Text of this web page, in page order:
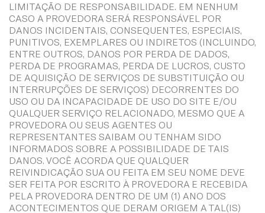
LIMITAÇÃO DE RESPONSABILIDADE. EM NENHUM
CASO A PROVEDORA SERÁ RESPONSÁVEL POR
DANOS INCIDENTAIS, CONSEQUENTES, ESPECIAIS,
PUNITIVOS, EXEMPLARES OU INDIRETOS (INCLUINDO,
ENTRE OUTROS, DANOS POR PERDA DE DADOS,
PERDA DE PROGRAMAS, PERDA DE LUCROS, CUSTO
DE AQUISIÇÃO DE SERVIÇOS DE SUBSTITUIÇÃO OU
INTERRUPÇÕES DE SERVIÇOS) DECORRENTES DO
USO OU DA INCAPACIDADE DE USO DO SITE E/OU
QUALQUER SERVIÇO RELACIONADO, MESMO QUE A
PROVEDORA OU SEUS AGENTES OU
REPRESENTANTES SAIBAM OU TENHAM SIDO
INFORMADOS SOBRE A POSSIBILIDADE DE TAIS
DANOS. VOCÊ ACORDA QUE QUALQUER
REIVINDICAÇÃO SUA OU FEITA EM SEU NOME DEVE
SER FEITA POR ESCRITO À PROVEDORA E RECEBIDA
PELA PROVEDORA DENTRO DE UM (1) ANO DOS
ACONTECIMENTOS QUE DERAM ORIGEM A TAL(IS)